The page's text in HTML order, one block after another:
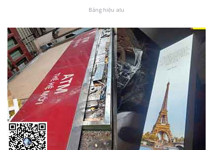
Bảng hiệu alu